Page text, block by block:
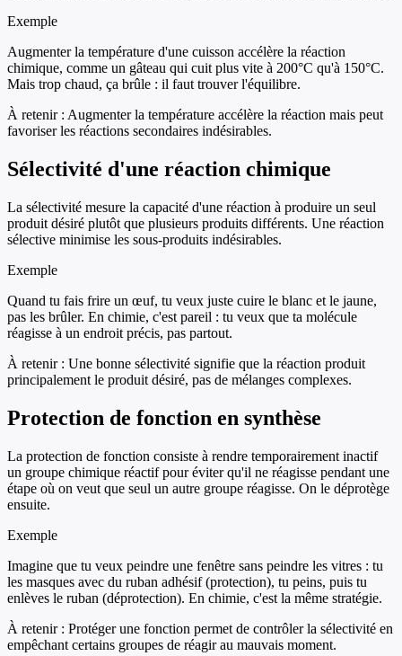
Exemple
Augmenter la température d'une cuisson accélère la réaction
chimique, comme un gâteau qui cuit plus vite à 200°C qu'à 150°C.
Mais trop chaud, ça brûle : il faut trouver l'équilibre.
À retenir : Augmenter la température accélère la réaction mais peut
favoriser les réactions secondaires indésirables.
Sélectivité d'une réaction chimique
La sélectivité mesure la capacité d'une réaction à produire un seul
produit désiré plutôt que plusieurs produits différents. Une réaction
sélective minimise les sous-produits indésirables.
Exemple
Quand tu fais frire un œuf, tu veux juste cuire le blanc et le jaune,
pas les brûler. En chimie, c'est pareil : tu veux que ta molécule
réagisse à un endroit précis, pas partout.
À retenir : Une bonne sélectivité signifie que la réaction produit
principalement le produit désiré, pas de mélanges complexes.
Protection de fonction en synthèse
La protection de fonction consiste à rendre temporairement inactif
un groupe chimique réactif pour éviter qu'il ne réagisse pendant une
étape où on veut que seul un autre groupe réagisse. On le déprotège
ensuite.
Exemple
Imagine que tu veux peindre une fenêtre sans peindre les vitres : tu
les masques avec du ruban adhésif (protection), tu peins, puis tu
enlèves le ruban (déprotection). En chimie, c'est la même stratégie.
À retenir : Protéger une fonction permet de contrôler la sélectivité en
empêchant certains groupes de réagir au mauvais moment.